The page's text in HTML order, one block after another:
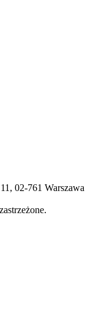
02-761 Warszawa